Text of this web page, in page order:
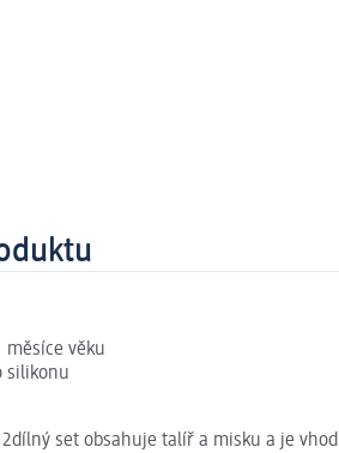
měsíce věku
silikonu
set obsahuje talíř a misku a je